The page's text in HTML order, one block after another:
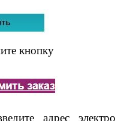
кнопку
адрес